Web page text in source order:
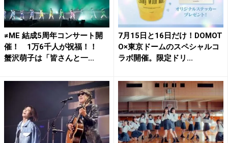
≠ME 結成5周年コンサート開
催！ 1万6千人が祝福！！
蟹沢萌子は「皆さんと一...
7月15日と16日だけ！DOMOT
O×東京ドームのスペシャルコ
ラボ開催。限定ドリ...